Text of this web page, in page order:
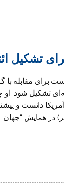
تشکیل
برای مقابله با
تشکیل شود. او
دانست و
آذر/ ۹ دسامبر) در